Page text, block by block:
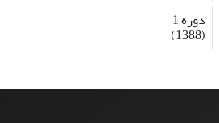
دوره 1
(1388)